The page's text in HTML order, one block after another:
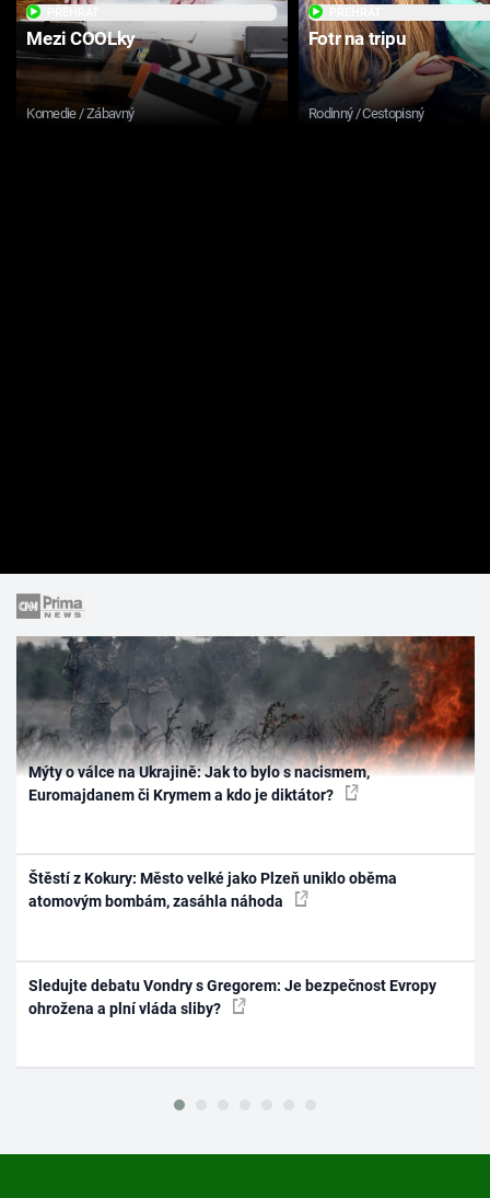
Mezi COOLky
Komedie / Zábavný
Fotr na tripu
Rodinný / Cestopisný
Mýty o válce na Ukrajině: Jak to bylo s nacismem,
Euromajdanem či Krymem a kdo je diktátor?
Štěstí z Kokury: Město velké jako Plzeň uniklo oběma
atomovým bombám, zasáhla náhoda
Sledujte debatu Vondry s Gregorem: Je bezpečnost Evropy
ohrožena a plní vláda sliby?